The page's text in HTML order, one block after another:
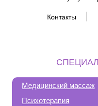
Контакты
Медицинский массаж
Психотерапия